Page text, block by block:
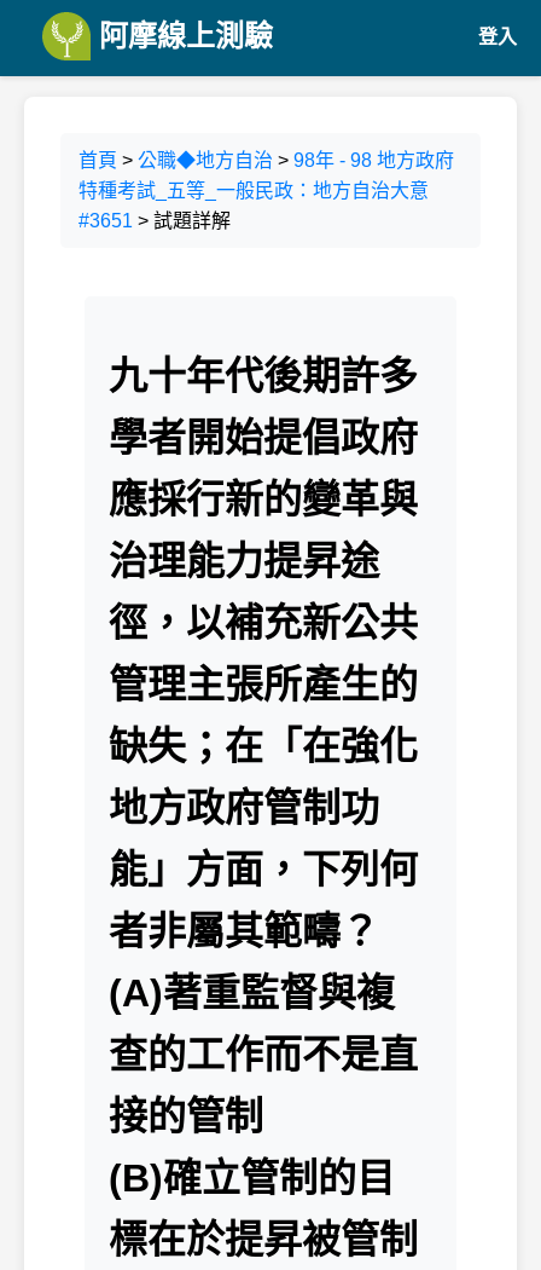
阿摩線上測驗 登入
首頁 > 公職◆地方自治 > 98年 - 98 地方政府
特種考試_五等_一般民政：地方自治大意
#3651 > 試題詳解
九十年代後期許多
學者開始提倡政府
應採行新的變革與
治理能力提昇途
徑，以補充新公共
管理主張所產生的
缺失；在「在強化
地方政府管制功
能」方面，下列何
者非屬其範疇？
(A)著重監督與複
查的工作而不是直
接的管制
(B)確立管制的目
標在於提昇被管制